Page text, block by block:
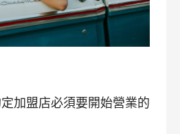
加盟店必須要開始營業的